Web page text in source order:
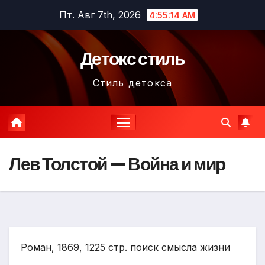
содержимому
Пт. Авг 7th, 2026 4:55:16 AM
Детокс стиль
Стиль детокса
Лев Толстой — Война и мир
Роман, 1869, 1225 стр. поиск смысла жизни